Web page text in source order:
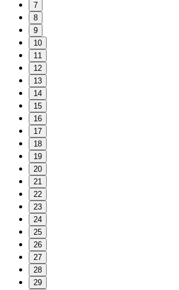
7
8
9
10
11
12
13
14
15
16
17
18
19
20
21
22
23
24
25
26
27
28
29